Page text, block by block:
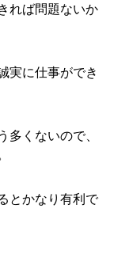
れば問題ないか
実に仕事ができ
くないので、
とかなり有利で